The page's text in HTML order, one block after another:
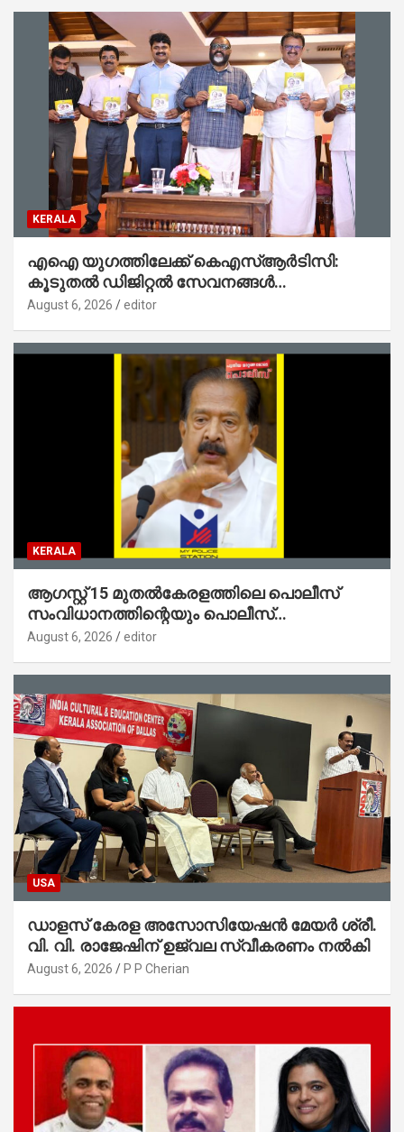
KERALA
എഐ യുഗത്തിലേക്ക് കെഎസ്ആർടിസി:
കൂടുതൽ ഡിജിറ്റൽ സേവനങ്ങൾ
ജനങ്ങളിലേക്കെത്തിക്കും – മന്ത്രി സി പി
August 6, 2026 editor
KERALA
ആഗസ്റ്റ് 15 മുതല്‍കേരളത്തിലെ പൊലീസ്
സംവിധാനത്തിന്റെയും പൊലീസ്
സ്റ്റേഷനുകളുടെയും മുഖഛായ മാറുകയാണ് :
August 6, 2026 editor
USA
ഡാളസ് കേരള അസോസിയേഷൻ മേയർ ശ്രീ.
വി. വി. രാജേഷിന് ഉജ്വല സ്വീകരണം നൽകി
August 6, 2026 P P Cherian